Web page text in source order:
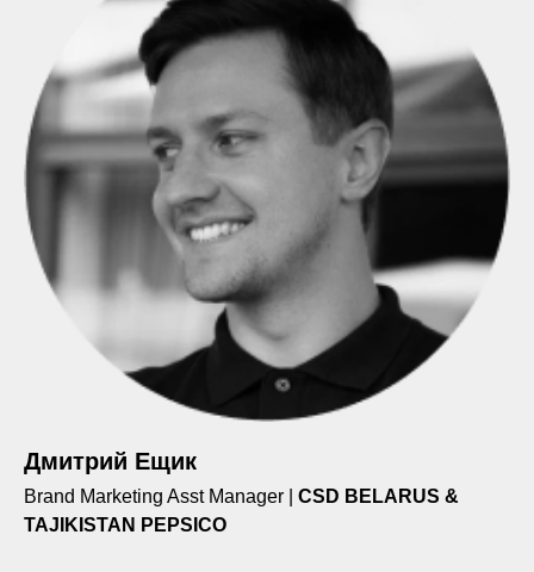
Дмитрий Ещик
Brand Marketing Asst Manager | CSD BELARUS &
TAJIKISTAN PEPSICO